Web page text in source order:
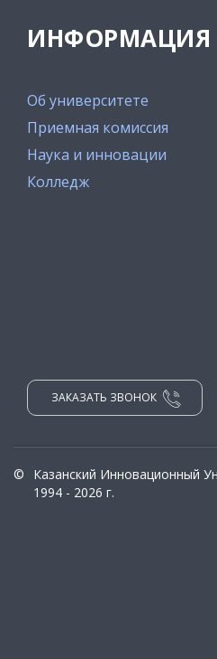
ИНФОРМАЦИЯ
Об университете
Приемная комиссия
Наука и инновации
Колледж
ЗАКАЗАТЬ ЗВОНОК
©
Казанский Инновационный
1994 - 2026 г.